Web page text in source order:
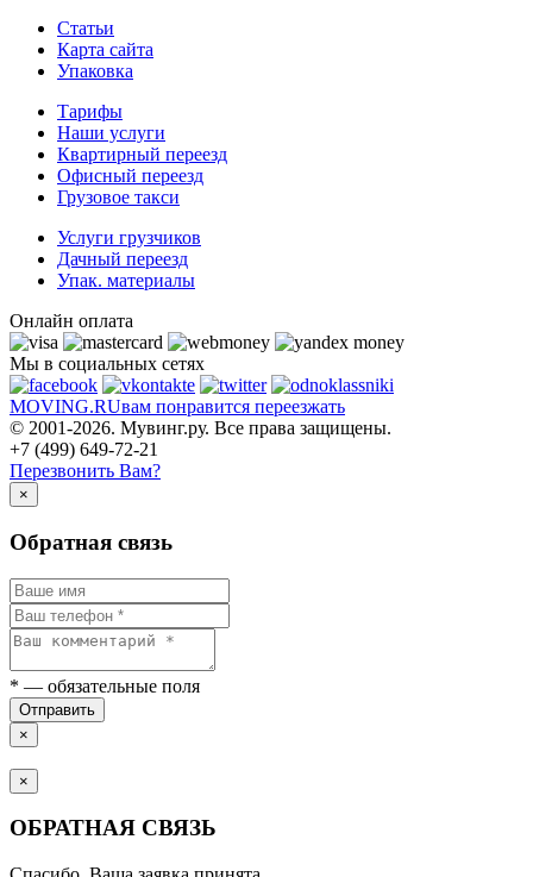
Статьи
Карта сайта
Упаковка
Тарифы
Наши услуги
Квартирный переезд
Офисный переезд
Грузовое такси
Услуги грузчиков
Дачный переезд
Упак. материалы
Онлайн оплата
Мы в социальных сетях
MOVING.RUвам понравится переезжать
© 2001-2026. Мувинг.ру. Все права защищены.
+7 (499) 649-72-21
Перезвонить Вам?
×
Обратная связь
* — обязательные поля
Отправить
×
×
ОБРАТНАЯ СВЯЗЬ